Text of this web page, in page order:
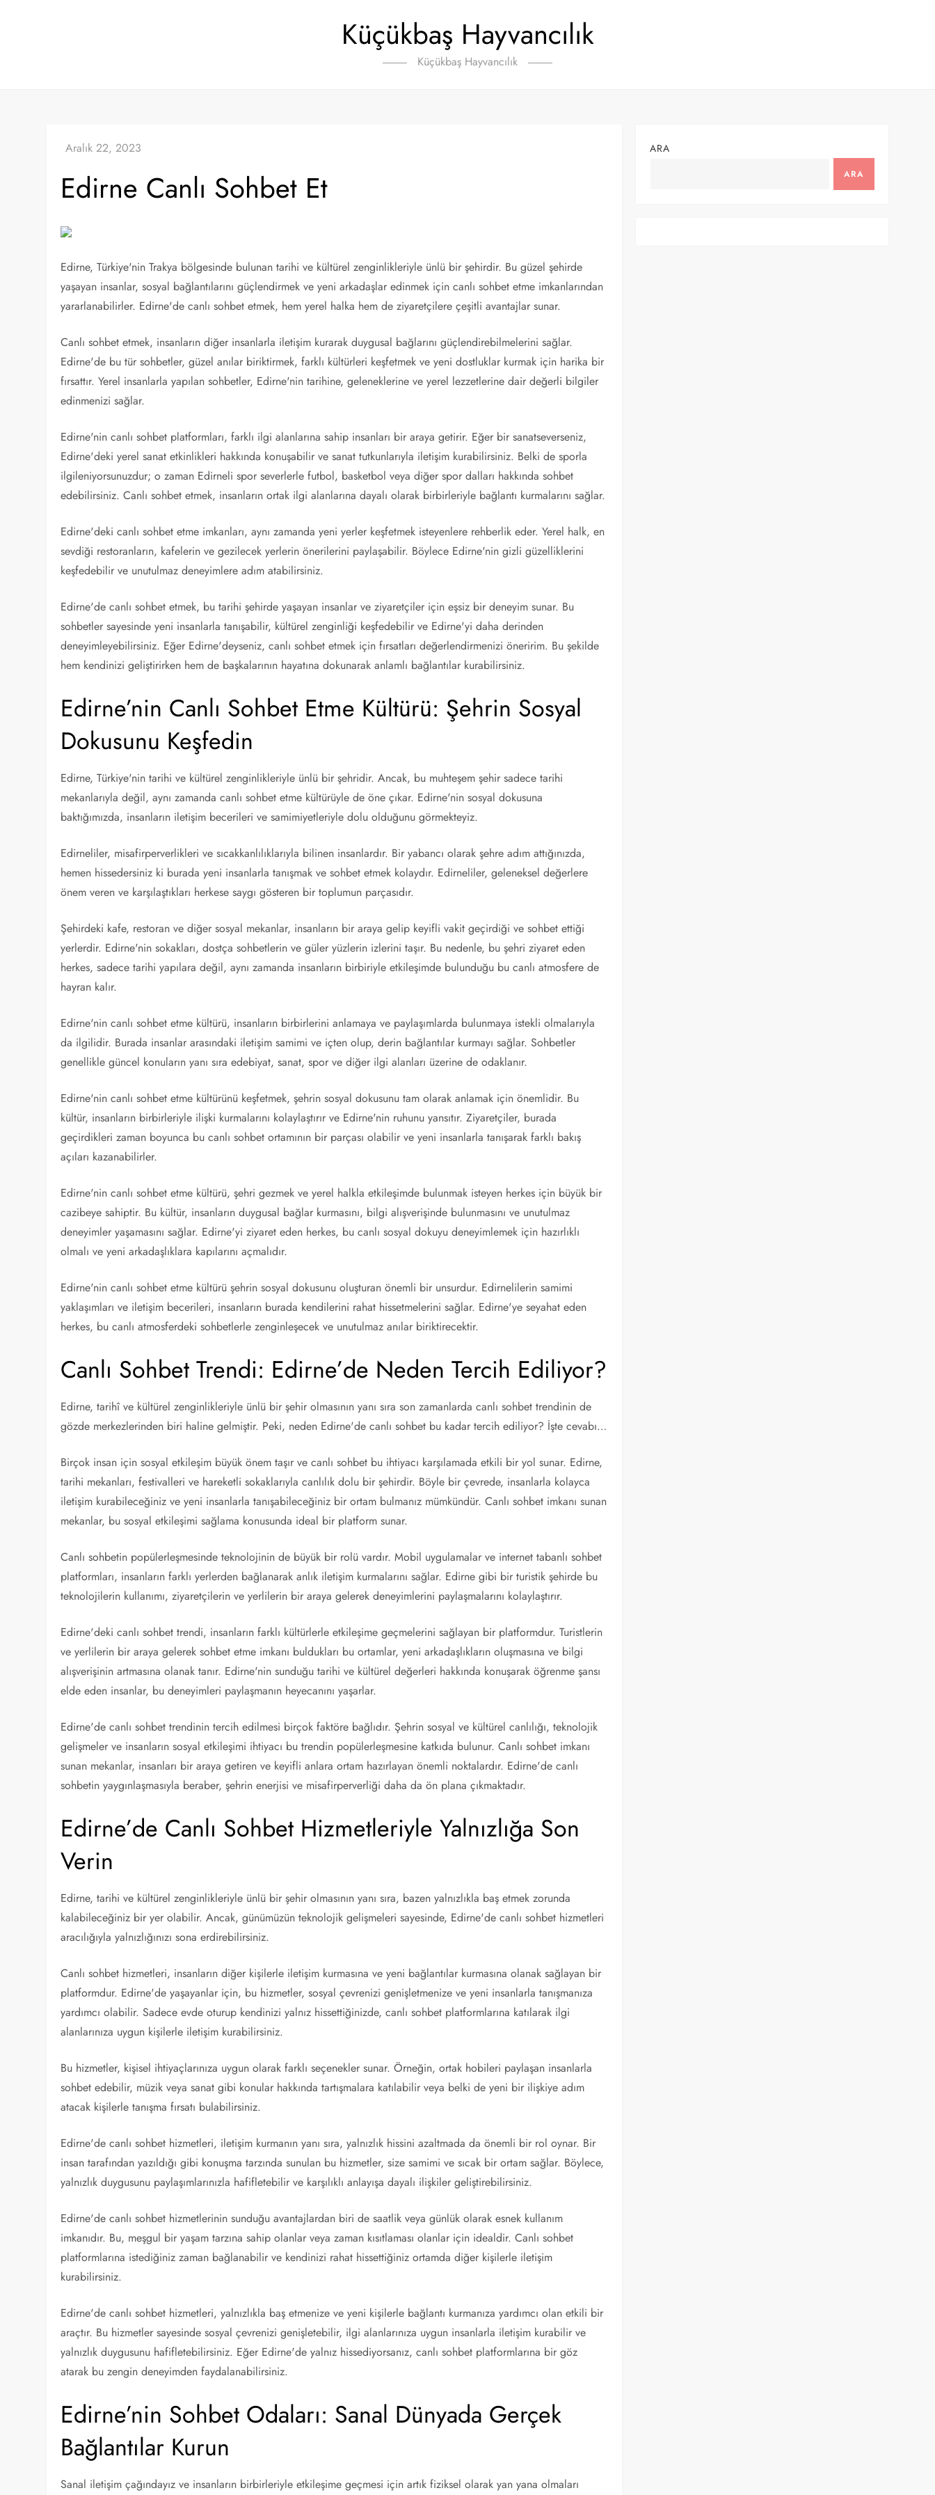
Küçükbaş Hayvancılık
Küçükbaş Hayvancılık
Edirne Canlı Sohbet Et
Edirne, Türkiye'nin Trakya bölgesinde bulunan tarihi ve kültürel zenginlikleriyle ünlü bir şehirdir. Bu güzel şehirde
yaşayan insanlar, sosyal bağlantılarını güçlendirmek ve yeni arkadaşlar edinmek için canlı sohbet etme imkanlarından
yararlanabilirler. Edirne'de canlı sohbet etmek, hem yerel halka hem de ziyaretçilere çeşitli avantajlar sunar.
Canlı sohbet etmek, insanların diğer insanlarla iletişim kurarak duygusal bağlarını güçlendirebilmelerini sağlar.
Edirne'de bu tür sohbetler, güzel anılar biriktirmek, farklı kültürleri keşfetmek ve yeni dostluklar kurmak için harika bir
fırsattır. Yerel insanlarla yapılan sohbetler, Edirne'nin tarihine, geleneklerine ve yerel lezzetlerine dair değerli bilgiler
edinmenizi sağlar.
Edirne'nin canlı sohbet platformları, farklı ilgi alanlarına sahip insanları bir araya getirir. Eğer bir sanatseverseniz,
Edirne'deki yerel sanat etkinlikleri hakkında konuşabilir ve sanat tutkunlarıyla iletişim kurabilirsiniz. Belki de sporla
ilgileniyorsunuzdur; o zaman Edirneli spor severlerle futbol, basketbol veya diğer spor dalları hakkında sohbet
edebilirsiniz. Canlı sohbet etmek, insanların ortak ilgi alanlarına dayalı olarak birbirleriyle bağlantı kurmalarını sağlar.
Edirne'deki canlı sohbet etme imkanları, aynı zamanda yeni yerler keşfetmek isteyenlere rehberlik eder. Yerel halk, en
sevdiği restoranların, kafelerin ve gezilecek yerlerin önerilerini paylaşabilir. Böylece Edirne'nin gizli güzelliklerini
keşfedebilir ve unutulmaz deneyimlere adım atabilirsiniz.
Edirne'de canlı sohbet etmek, bu tarihi şehirde yaşayan insanlar ve ziyaretçiler için eşsiz bir deneyim sunar. Bu
sohbetler sayesinde yeni insanlarla tanışabilir, kültürel zenginliği keşfedebilir ve Edirne'yi daha derinden
deneyimleyebilirsiniz. Eğer Edirne'deyseniz, canlı sohbet etmek için fırsatları değerlendirmenizi öneririm. Bu şekilde
hem kendinizi geliştirirken hem de başkalarının hayatına dokunarak anlamlı bağlantılar kurabilirsiniz.
Edirne’nin Canlı Sohbet Etme Kültürü: Şehrin Sosyal
Dokusunu Keşfedin
Edirne, Türkiye'nin tarihi ve kültürel zenginlikleriyle ünlü bir şehridir. Ancak, bu muhteşem şehir sadece tarihi
mekanlarıyla değil, aynı zamanda canlı sohbet etme kültürüyle de öne çıkar. Edirne'nin sosyal dokusuna
baktığımızda, insanların iletişim becerileri ve samimiyetleriyle dolu olduğunu görmekteyiz.
Edirneliler, misafirperverlikleri ve sıcakkanlılıklarıyla bilinen insanlardır. Bir yabancı olarak şehre adım attığınızda,
hemen hissedersiniz ki burada yeni insanlarla tanışmak ve sohbet etmek kolaydır. Edirneliler, geleneksel değerlere
önem veren ve karşılaştıkları herkese saygı gösteren bir toplumun parçasıdır.
Şehirdeki kafe, restoran ve diğer sosyal mekanlar, insanların bir araya gelip keyifli vakit geçirdiği ve sohbet ettiği
yerlerdir. Edirne'nin sokakları, dostça sohbetlerin ve güler yüzlerin izlerini taşır. Bu nedenle, bu şehri ziyaret eden
herkes, sadece tarihi yapılara değil, aynı zamanda insanların birbiriyle etkileşimde bulunduğu bu canlı atmosfere de
hayran kalır.
Edirne'nin canlı sohbet etme kültürü, insanların birbirlerini anlamaya ve paylaşımlarda bulunmaya istekli olmalarıyla
da ilgilidir. Burada insanlar arasındaki iletişim samimi ve içten olup, derin bağlantılar kurmayı sağlar. Sohbetler
genellikle güncel konuların yanı sıra edebiyat, sanat, spor ve diğer ilgi alanları üzerine de odaklanır.
Edirne'nin canlı sohbet etme kültürünü keşfetmek, şehrin sosyal dokusunu tam olarak anlamak için önemlidir. Bu
kültür, insanların birbirleriyle ilişki kurmalarını kolaylaştırır ve Edirne'nin ruhunu yansıtır. Ziyaretçiler, burada
geçirdikleri zaman boyunca bu canlı sohbet ortamının bir parçası olabilir ve yeni insanlarla tanışarak farklı bakış
açıları kazanabilirler.
Edirne'nin canlı sohbet etme kültürü, şehri gezmek ve yerel halkla etkileşimde bulunmak isteyen herkes için büyük bir
cazibeye sahiptir. Bu kültür, insanların duygusal bağlar kurmasını, bilgi alışverişinde bulunmasını ve unutulmaz
deneyimler yaşamasını sağlar. Edirne'yi ziyaret eden herkes, bu canlı sosyal dokuyu deneyimlemek için hazırlıklı
olmalı ve yeni arkadaşlıklara kapılarını açmalıdır.
Edirne'nin canlı sohbet etme kültürü şehrin sosyal dokusunu oluşturan önemli bir unsurdur. Edirnelilerin samimi
yaklaşımları ve iletişim becerileri, insanların burada kendilerini rahat hissetmelerini sağlar. Edirne'ye seyahat eden
herkes, bu canlı atmosferdeki sohbetlerle zenginleşecek ve unutulmaz anılar biriktirecektir.
Canlı Sohbet Trendi: Edirne’de Neden Tercih Ediliyor?
Edirne, tarihî ve kültürel zenginlikleriyle ünlü bir şehir olmasının yanı sıra son zamanlarda canlı sohbet trendinin de
gözde merkezlerinden biri haline gelmiştir. Peki, neden Edirne'de canlı sohbet bu kadar tercih ediliyor? İşte cevabı…
Birçok insan için sosyal etkileşim büyük önem taşır ve canlı sohbet bu ihtiyacı karşılamada etkili bir yol sunar. Edirne,
tarihi mekanları, festivalleri ve hareketli sokaklarıyla canlılık dolu bir şehirdir. Böyle bir çevrede, insanlarla kolayca
iletişim kurabileceğiniz ve yeni insanlarla tanışabileceğiniz bir ortam bulmanız mümkündür. Canlı sohbet imkanı sunan
mekanlar, bu sosyal etkileşimi sağlama konusunda ideal bir platform sunar.
Canlı sohbetin popülerleşmesinde teknolojinin de büyük bir rolü vardır. Mobil uygulamalar ve internet tabanlı sohbet
platformları, insanların farklı yerlerden bağlanarak anlık iletişim kurmalarını sağlar. Edirne gibi bir turistik şehirde bu
teknolojilerin kullanımı, ziyaretçilerin ve yerlilerin bir araya gelerek deneyimlerini paylaşmalarını kolaylaştırır.
Edirne'deki canlı sohbet trendi, insanların farklı kültürlerle etkileşime geçmelerini sağlayan bir platformdur. Turistlerin
ve yerlilerin bir araya gelerek sohbet etme imkanı buldukları bu ortamlar, yeni arkadaşlıkların oluşmasına ve bilgi
alışverişinin artmasına olanak tanır. Edirne'nin sunduğu tarihi ve kültürel değerleri hakkında konuşarak öğrenme şansı
elde eden insanlar, bu deneyimleri paylaşmanın heyecanını yaşarlar.
Edirne'de canlı sohbet trendinin tercih edilmesi birçok faktöre bağlıdır. Şehrin sosyal ve kültürel canlılığı, teknolojik
gelişmeler ve insanların sosyal etkileşimi ihtiyacı bu trendin popülerleşmesine katkıda bulunur. Canlı sohbet imkanı
sunan mekanlar, insanları bir araya getiren ve keyifli anlara ortam hazırlayan önemli noktalardır. Edirne'de canlı
sohbetin yaygınlaşmasıyla beraber, şehrin enerjisi ve misafirperverliği daha da ön plana çıkmaktadır.
Edirne’de Canlı Sohbet Hizmetleriyle Yalnızlığa Son
Verin
Edirne, tarihi ve kültürel zenginlikleriyle ünlü bir şehir olmasının yanı sıra, bazen yalnızlıkla baş etmek zorunda
kalabileceğiniz bir yer olabilir. Ancak, günümüzün teknolojik gelişmeleri sayesinde, Edirne'de canlı sohbet hizmetleri
aracılığıyla yalnızlığınızı sona erdirebilirsiniz.
Canlı sohbet hizmetleri, insanların diğer kişilerle iletişim kurmasına ve yeni bağlantılar kurmasına olanak sağlayan bir
platformdur. Edirne'de yaşayanlar için, bu hizmetler, sosyal çevrenizi genişletmenize ve yeni insanlarla tanışmanıza
yardımcı olabilir. Sadece evde oturup kendinizi yalnız hissettiğinizde, canlı sohbet platformlarına katılarak ilgi
alanlarınıza uygun kişilerle iletişim kurabilirsiniz.
Bu hizmetler, kişisel ihtiyaçlarınıza uygun olarak farklı seçenekler sunar. Örneğin, ortak hobileri paylaşan insanlarla
sohbet edebilir, müzik veya sanat gibi konular hakkında tartışmalara katılabilir veya belki de yeni bir ilişkiye adım
atacak kişilerle tanışma fırsatı bulabilirsiniz.
Edirne'de canlı sohbet hizmetleri, iletişim kurmanın yanı sıra, yalnızlık hissini azaltmada da önemli bir rol oynar. Bir
insan tarafından yazıldığı gibi konuşma tarzında sunulan bu hizmetler, size samimi ve sıcak bir ortam sağlar. Böylece,
yalnızlık duygusunu paylaşımlarınızla hafifletebilir ve karşılıklı anlayışa dayalı ilişkiler geliştirebilirsiniz.
Edirne'de canlı sohbet hizmetlerinin sunduğu avantajlardan biri de saatlik veya günlük olarak esnek kullanım
imkanıdır. Bu, meşgul bir yaşam tarzına sahip olanlar veya zaman kısıtlaması olanlar için idealdir. Canlı sohbet
platformlarına istediğiniz zaman bağlanabilir ve kendinizi rahat hissettiğiniz ortamda diğer kişilerle iletişim
kurabilirsiniz.
Edirne'de canlı sohbet hizmetleri, yalnızlıkla baş etmenize ve yeni kişilerle bağlantı kurmanıza yardımcı olan etkili bir
araçtır. Bu hizmetler sayesinde sosyal çevrenizi genişletebilir, ilgi alanlarınıza uygun insanlarla iletişim kurabilir ve
yalnızlık duygusunu hafifletebilirsiniz. Eğer Edirne'de yalnız hissediyorsanız, canlı sohbet platformlarına bir göz
atarak bu zengin deneyimden faydalanabilirsiniz.
Edirne’nin Sohbet Odaları: Sanal Dünyada Gerçek
Bağlantılar Kurun
Sanal iletişim çağındayız ve insanların birbirleriyle etkileşime geçmesi için artık fiziksel olarak yan yana olmaları
ARA
ARA